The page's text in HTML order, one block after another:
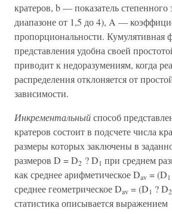
кратеров, b — показатель степенного
диапазоне от 1,5 до 4), A —
пропорциональности. Кумулятивная
представления удобна своей
приводит к недоразумениям, когда
распределения отклоняется от
зависимости.
Инкрементальныйспособ
кратеров состоит в подсчете числа
размеры которых заключены в
размеров D = D2 ? D1 при среднем
как среднее арифметическое Dav = (D1
среднее геометрическое Dav = (D1 ? D2
статистика описывается выражением